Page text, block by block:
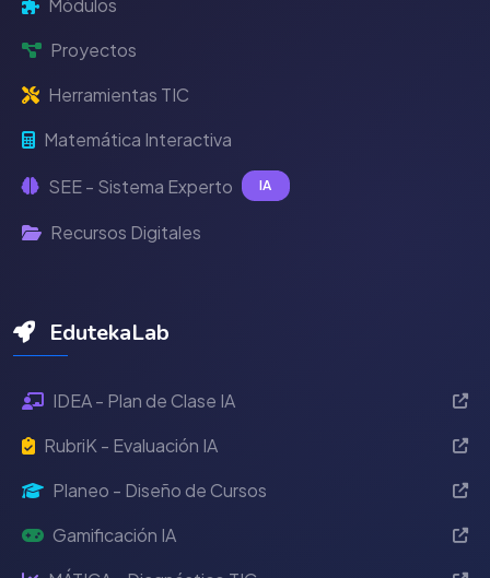
Módulos
Proyectos
Herramientas TIC
Matemática Interactiva
SEE - Sistema Experto IA
Recursos Digitales
EdutekaLab
IDEA - Plan de Clase IA
RubriK - Evaluación IA
Planeo - Diseño de Cursos
Gamificación IA